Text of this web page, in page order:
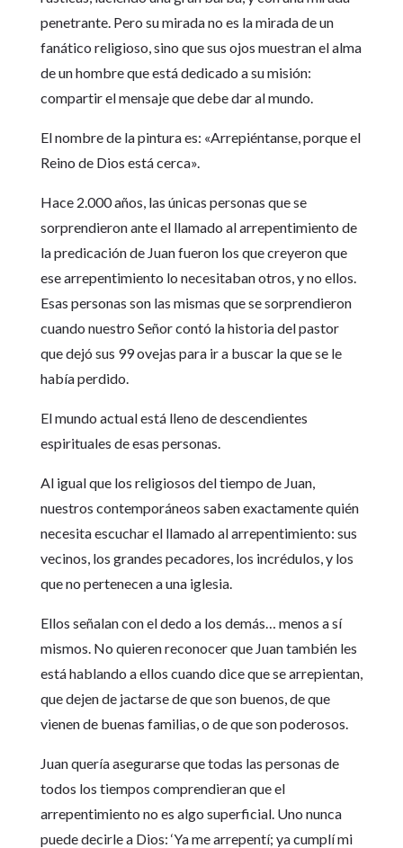
penetrante. Pero su mirada no es la mirada de un
fanático religioso, sino que sus ojos muestran el alma
de un hombre que está dedicado a su misión:
compartir el mensaje que debe dar al mundo.
El nombre de la pintura es: «Arrepiéntanse, porque el
Reino de Dios está cerca».
Hace 2.000 años, las únicas personas que se
sorprendieron ante el llamado al arrepentimiento de
la predicación de Juan fueron los que creyeron que
ese arrepentimiento lo necesitaban otros, y no ellos.
Esas personas son las mismas que se sorprendieron
cuando nuestro Señor contó la historia del pastor
que dejó sus 99 ovejas para ir a buscar la que se le
había perdido.
El mundo actual está lleno de descendientes
espirituales de esas personas.
Al igual que los religiosos del tiempo de Juan,
nuestros contemporáneos saben exactamente quién
necesita escuchar el llamado al arrepentimiento: sus
vecinos, los grandes pecadores, los incrédulos, y los
que no pertenecen a una iglesia.
Ellos señalan con el dedo a los demás… menos a sí
mismos. No quieren reconocer que Juan también les
está hablando a ellos cuando dice que se arrepientan,
que dejen de jactarse de que son buenos, de que
vienen de buenas familias, o de que son poderosos.
Juan quería asegurarse que todas las personas de
todos los tiempos comprendieran que el
arrepentimiento no es algo superficial. Uno nunca
puede decirle a Dios: ‘Ya me arrepentí; ya cumplí mi